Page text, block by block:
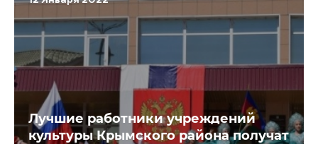
Лучшие работники учреждений
культуры Крымского района получат